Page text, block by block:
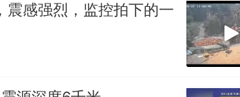
震感强烈，监控拍下的一